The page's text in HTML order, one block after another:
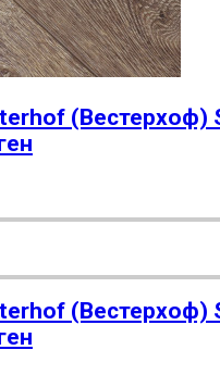
(Вестерхоф)
(Вестерхоф)